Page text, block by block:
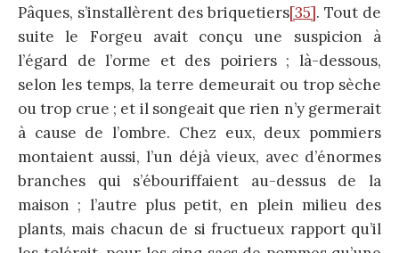
Pâques, s’installèrent des briquetiers[35]. Tout de
suite le Forgeu avait conçu une suspicion à
l’égard de l’orme et des poiriers ; là-dessous,
selon les temps, la terre demeurait ou trop sèche
ou trop crue ; et il songeait que rien n’y germerait
à cause de l’ombre. Chez eux, deux pommiers
montaient aussi, l’un déjà vieux, avec d’énormes
branches qui s’ébouriffaient au-dessus de la
maison ; l’autre plus petit, en plein milieu des
plants, mais chacun de si fructueux rapport qu’il